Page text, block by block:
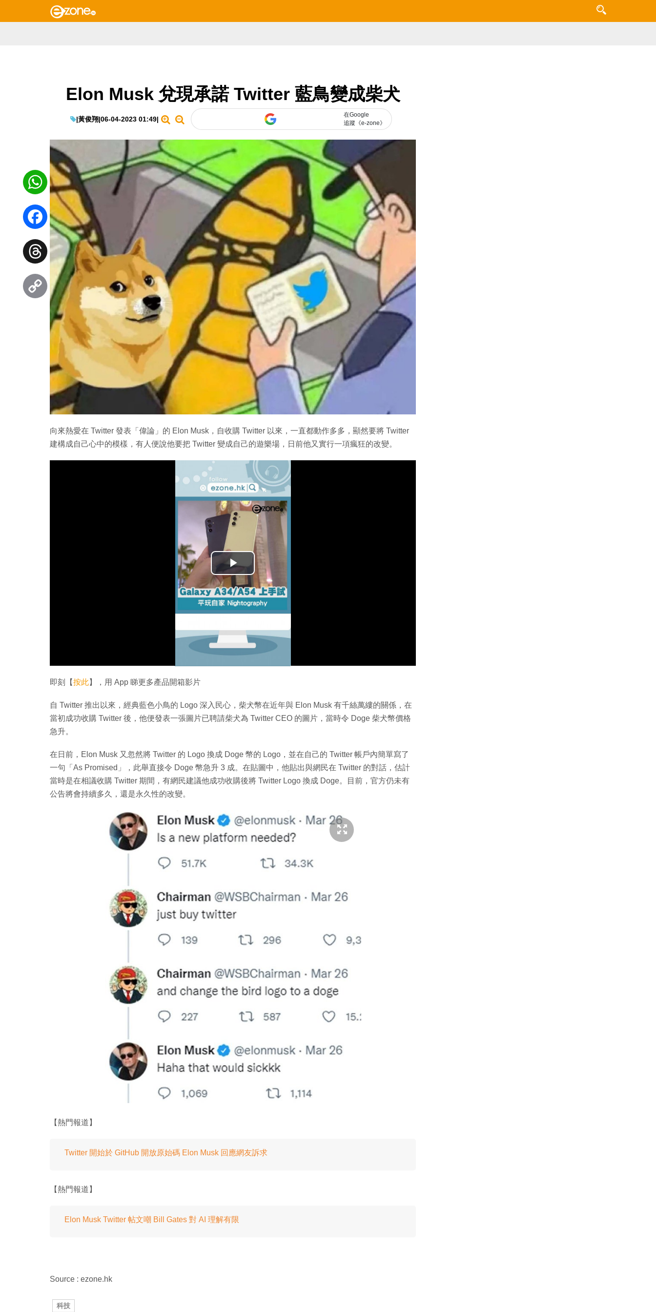
Elon Musk 兌現承諾 Twitter 藍鳥變成柴犬
|黃俊翔|06-04-2023 01:49|
在Google
追蹤《e-zone》
向來熱愛在 Twitter 發表「偉論」的 Elon Musk，自收購 Twitter 以來，一直都動作多多，顯然要將 Twitter
建構成自己心中的模樣，有人便說他要把 Twitter 變成自己的遊樂場，日前他又實行一項瘋狂的改變。
播
放
影
片
即刻【按此】，用 App 睇更多產品開箱影片
自 Twitter 推出以來，經典藍色小鳥的 Logo 深入民心，柴犬幣在近年與 Elon Musk 有千絲萬縷的關係，在
當初成功收購 Twitter 後，他便發表一張圖片已聘請柴犬為 Twitter CEO 的圖片，當時令 Doge 柴犬幣價格
急升。
在日前，Elon Musk 又忽然將 Twitter 的 Logo 換成 Doge 幣的 Logo，並在自己的 Twitter 帳戶內簡單寫了
一句「As Promised」，此舉直接令 Doge 幣急升 3 成。在貼圖中，他貼出與網民在 Twitter 的對話，估計
當時是在相議收購 Twitter 期間，有網民建議他成功收購後將 Twitter Logo 換成 Doge。目前，官方仍未有
公告將會持續多久，還是永久性的改變。
【熱門報道】
Twitter 開始於 GitHub 開放原始碼 Elon Musk 回應網友訴求
【熱門報道】
Elon Musk Twitter 帖文嘲 Bill Gates 對 AI 理解有限
Source : ezone.hk
科技
WhatsApp
Facebook
Threads
Copy
Link